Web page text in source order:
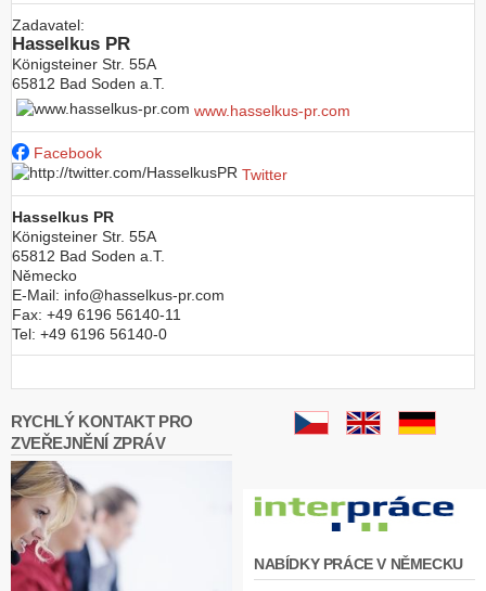
Zadavatel:
Hasselkus PR
Königsteiner Str. 55A
65812 Bad Soden a.T.
www.hasselkus-pr.com
Facebook
Twitter
Hasselkus PR
Königsteiner Str. 55A
65812 Bad Soden a.T.
Německo
E-Mail: info@hasselkus-pr.com
Fax: +49 6196 56140-11
Tel: +49 6196 56140-0
RYCHLÝ KONTAKT PRO
ZVEŘEJNĚNÍ ZPRÁV
NABÍDKY PRÁCE V NĚMECKU